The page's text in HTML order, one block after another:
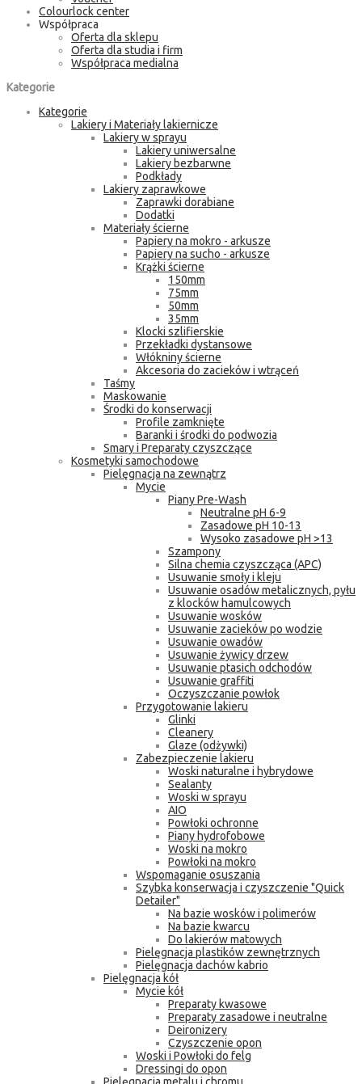
Colourlock center
Współpraca
Oferta dla sklepu
Oferta dla studia i firm
Współpraca medialna
Kategorie
Kategorie
Lakiery i Materiały lakiernicze
Lakiery w sprayu
Lakiery uniwersalne
Lakiery bezbarwne
Podkłady
Lakiery zaprawkowe
Zaprawki dorabiane
Dodatki
Materiały ścierne
Papiery na mokro - arkusze
Papiery na sucho - arkusze
Krążki ścierne
150mm
75mm
50mm
35mm
Klocki szlifierskie
Przekładki dystansowe
Włókniny ścierne
Akcesoria do zacieków i wtrąceń
Taśmy
Maskowanie
Środki do konserwacji
Profile zamknięte
Baranki i środki do podwozia
Smary i Preparaty czyszczące
Kosmetyki samochodowe
Pielęgnacja na zewnątrz
Mycie
Piany Pre-Wash
Neutralne pH 6-9
Zasadowe pH 10-13
Wysoko zasadowe pH >13
Szampony
Silna chemia czyszcząca (APC)
Usuwanie smoły i kleju
Usuwanie osadów metalicznych, pyłu
z klocków hamulcowych
Usuwanie wosków
Usuwanie zacieków po wodzie
Usuwanie owadów
Usuwanie żywicy drzew
Usuwanie ptasich odchodów
Usuwanie graffiti
Oczyszczanie powłok
Przygotowanie lakieru
Glinki
Cleanery
Glaze (odżywki)
Zabezpieczenie lakieru
Woski naturalne i hybrydowe
Sealanty
Woski w sprayu
AIO
Powłoki ochronne
Piany hydrofobowe
Woski na mokro
Powłoki na mokro
Wspomaganie osuszania
Szybka konserwacja i czyszczenie "Quick
Detailer"
Na bazie wosków i polimerów
Na bazie kwarcu
Do lakierów matowych
Pielęgnacja plastików zewnętrznych
Pielęgnacja dachów kabrio
Pielęgnacja kół
Mycie kół
Preparaty kwasowe
Preparaty zasadowe i neutralne
Deironizery
Czyszczenie opon
Woski i Powłoki do felg
Dressingi do opon